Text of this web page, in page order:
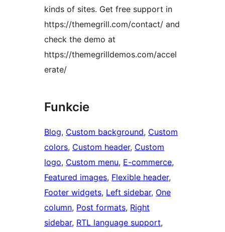
kinds of sites. Get free support in
https://themegrill.com/contact/ and
check the demo at
https://themegrilldemos.com/accel
erate/
Funkcie
Blog, Custom background, Custom
colors, Custom header, Custom
logo, Custom menu, E-commerce
Featured images, Flexible header
Footer widgets, Left sidebar, One
column, Post formats, Right
sidebar, RTL language support